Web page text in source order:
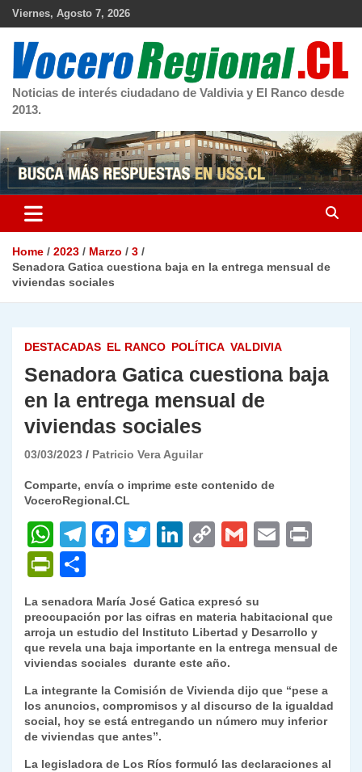
Skip
Viernes, Agosto 7, 2026
Noticias de interés ciudadano de Valdivia y El Ranco desde
2013.
Home 2023 Marzo
3
Senadora Gatica cuestiona baja en la entrega mensual de
viviendas sociales
DESTACADAS EL RANCO POLÍTICA VALDIVIA
Senadora Gatica cuestiona baja
en la entrega mensual de
viviendas sociales
03/03/2023 Patricio Vera Aguilar
Comparte, envía o imprime este contenido de
VoceroRegional.CL
W
h
at
s
A
p
p
T
gr
a
m
F
e
b
o
o
k
T
er
Li
e
dI
n
C
y
Li
n
k
G
l
E
l
P
nt
Fr
ie
n
dl
y
o
m
p
ar
tir
La senadora María José Gatica expresó su
preocupación por las cifras en materia habitacional que
arroja un estudio del Instituto Libertad y Desarrollo y
que revela una baja importante en la entrega mensual de
viviendas sociales durante este año.
La integrante la Comisión de Vivienda dijo que “pese a
los anuncios, compromisos y al discurso de la igualdad
social, hoy se está entregando un número muy inferior
de viviendas que antes”.
La legisladora de Los Ríos formuló las declaraciones al